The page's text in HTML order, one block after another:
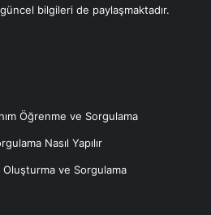
bilgileri de paylaşmaktadır.
Öğrenme ve Sorgulama
Nasıl Yapılır
Oluşturma ve Sorgulama